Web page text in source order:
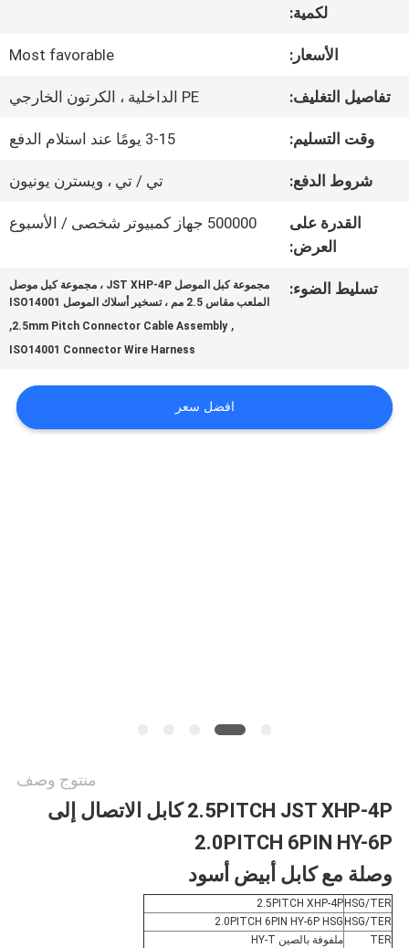
الجودة
أخبار
القضايا
اقتباس
لكمية:
الأسعار: Most favorable
تفاصيل التغليف: PE الداخلية ، الكرتون الخارجي
وقت التسليم: 3-15 يومًا عند استلام الدفع
شروط الدفع: تي / تي ، ويسترن يونيون
القدرة على
العرض:
500000 جهاز كمبيوتر شخصى / الأسبوع
تسليط الضوء:
مجموعة كبل الموصل JST XHP-4P ، مجموعة كبل موصل
الملعب مقاس 2.5 مم ، تسخير أسلاك الموصل ISO14001
,
2.5mm Pitch Connector Cable Assembly
,
ISO14001 Connector Wire Harness
افضل سعر
منتوج وصف
2.5PITCH JST XHP-4P كابل الاتصال إلى
2.0PITCH 6PIN HY-6P
وصلة مع كابل أبيض أسود
HSG/TER
2.5PITCH XHP-4P
HSG/TER
2.0PITCH 6PIN HY-6P HSG
TER
ملفوفة بالصين HY-T